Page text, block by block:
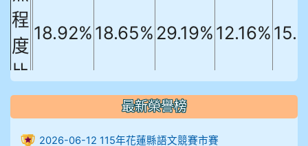
程
度
比
例
18.92% 18.65% 29.19% 12.16%
906陳兆宏 5A10+ 作文5
最新榮譽榜
2026-06-12 115年花蓮縣語文競賽市賽